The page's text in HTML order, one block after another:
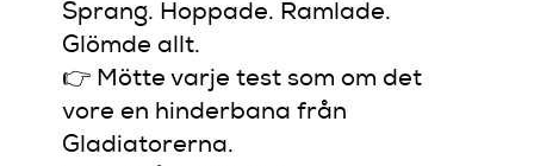
Sprang. Hoppade. Ramlade.
Glömde allt.
👉 Mötte varje test som om det
vore en hinderbana från
Gladiatorerna.